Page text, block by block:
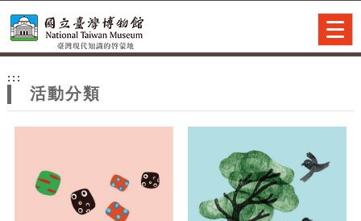
網
站
主
:::
活動分類